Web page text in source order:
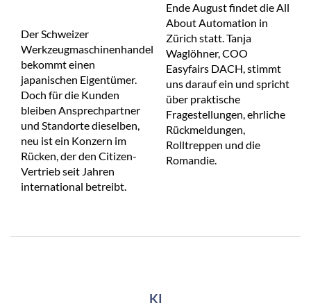
Der Schweizer
Werkzeugmaschinenhandel
bekommt einen
japanischen Eigentümer.
Doch für die Kunden
bleiben Ansprechpartner
und Standorte dieselben,
neu ist ein Konzern im
Rücken, der den Citizen-
Vertrieb seit Jahren
international betreibt.
Ende August findet die All
About Automation in
Zürich statt. Tanja
Waglöhner, COO
Easyfairs DACH, stimmt
uns darauf ein und spricht
über praktische
Fragestellungen, ehrliche
Rückmeldungen,
Rolltreppen und die
Romandie.
KI